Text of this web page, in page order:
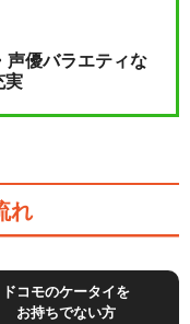
声優バラエティな
実
れ
ドコモのケータイを
お持ちでない方